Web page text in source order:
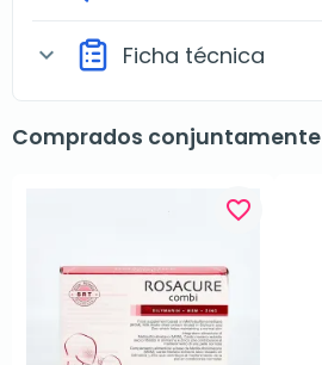
expand_more Ficha técnica
Comprados conjuntamente
favorite_border